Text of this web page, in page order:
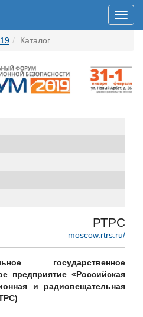
Меню
Каталог
центр», ЗАО
РТРС
moscow.rtrs.ru/
государственное
предприятие «Российская
и радиовещательная